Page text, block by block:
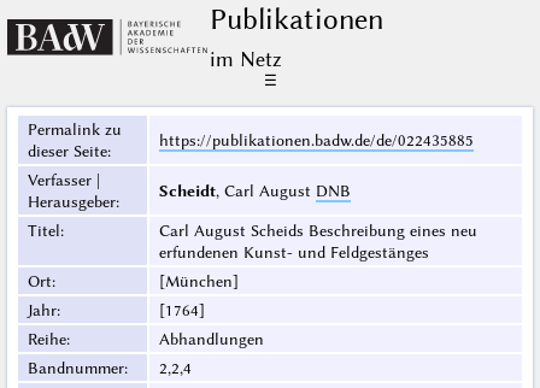
Publikationen
im Netz
☰
Permalink zu
dieser Seite:
https://publikationen.badw.de/de/022435885
Verfasser |
Herausgeber:
Scheidt, Carl August DNB
Titel:
Carl August Scheids Beschreibung eines neu
erfundenen Kunst- und Feldgestänges
Ort:
[München]
Jahr:
[1764]
Reihe:
Abhandlungen
Bandnummer:
2,2,4